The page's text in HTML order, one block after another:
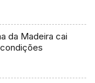
da Madeira cai